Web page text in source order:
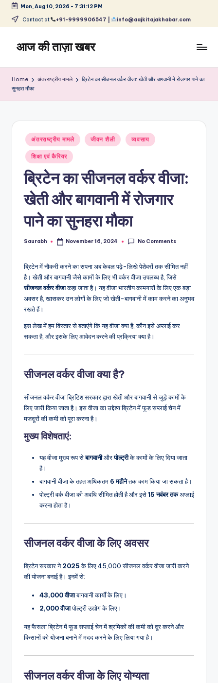
Skip
content
Mon, Aug 10, 2026 - 7:31:12 PM
Contact at +91-9999906547 | info@aajkitajakhabar.com
आज की ताज़ा खबर
ताज़ा
खेल,
व्यापार
विश्व
Home अंतरराष्ट्रीय मामले
ब्रिटेन का सीजनल वर्कर वीजा: खेती और बागवानी में रोजगार पाने का
सुनहरा मौका
Posted
in
अंतरराष्ट्रीय मामले जीवन शैली व्यवसाय
शिक्षा एवं कैरियर
ब्रिटेन का सीजनल वर्कर वीजा:
खेती और बागवानी में रोजगार
पाने का सुनहरा मौका
Posted
Saurabh November 16, 2024 No Comments
ब्रिटेन में नौकरी करने का सपना अब केवल पढ़े-लिखे पेशेवरों तक सीमित नहीं
है। खेती और बागवानी जैसे कामों के लिए भी वर्कर वीजा उपलब्ध है, जिसे
सीजनल वर्कर वीजाकहा जाता है। यह वीजा भारतीय कामगारों के लिए एक बड़ा
अवसर है, खासकर उन लोगों के लिए जो खेती-बागवानी में काम करने का अनुभव
रखते हैं।
इस लेख में हम विस्तार से बताएंगे कि यह वीजा क्या है, कौन इसे अप्लाई कर
सकता है, और इसके लिए आवेदन करने की प्रक्रिया क्या है।
सीजनल वर्कर वीजा क्या है?
सीजनल वर्कर वीजा ब्रिटिश सरकार द्वारा खेती और बागवानी से जुड़े कामों के
लिए जारी किया जाता है। इस वीजा का उद्देश्य ब्रिटेन में फूड सप्लाई चेन में
मजदूरों की कमी को पूरा करना है।
मुख्य विशेषताएं:
यह वीजा मुख्य रूप सेबागवानीऔरपोल्ट्रीके कामों के लिए दिया जाता
है।
बागवानी वीजा के तहत अधिकतम 6 महीनेतक काम किया जा सकता है।
पोल्ट्री वर्क वीजा की अवधि सीमित होती है और इसे15 नवंबर तकअप्लाई
करना होता है।
सीजनल वर्कर वीजा के लिए अवसर
ब्रिटेन सरकार ने2025के लिए 45,000 सीजनल वर्कर वीजा जारी करने
की योजना बनाई है। इनमें से:
43,000 वीजाबागवानी कार्यों के लिए।
2,000 वीजापोल्ट्री उद्योग के लिए।
यह फैसला ब्रिटेन में फूड सप्लाई चेन में श्रमिकों की कमी को दूर करने और
किसानों को योजना बनाने में मदद करने के लिए लिया गया है।
सीजनल वर्कर वीजा के लिए योग्यता